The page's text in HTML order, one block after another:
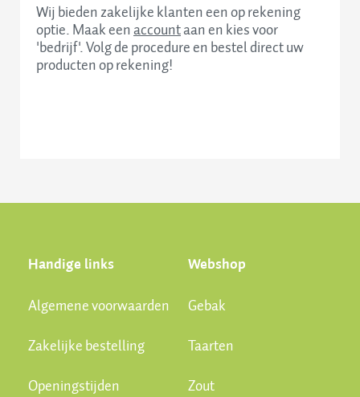
Wij bieden zakelijke klanten een op rekening
optie. Maak eenaccountaan en kies voor
'bedrijf'. Volg de procedure en bestel direct uw
producten op rekening!
Handige links
Algemene voorwaarden
Zakelijke bestelling
Openingstijden
Webshop
Gebak
Taarten
Zout